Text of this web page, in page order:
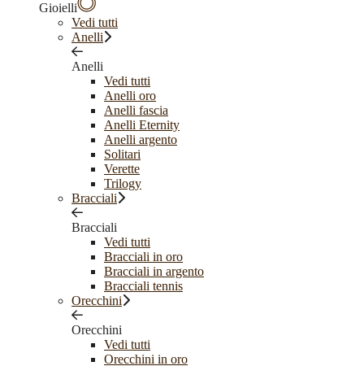
Gioielli
Vedi tutti
Anelli
Anelli
Vedi tutti
Anelli oro
Anelli fascia
Anelli Eternity
Anelli argento
Solitari
Verette
Trilogy
Bracciali
Bracciali
Vedi tutti
Bracciali in oro
Bracciali in argento
Bracciali tennis
Orecchini
Orecchini
Vedi tutti
Orecchini in oro